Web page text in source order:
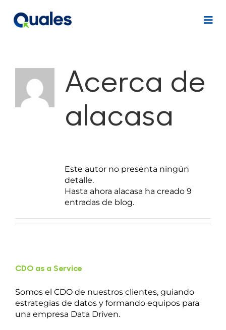
contenido
Data products
Qultura
Acerca de
alacasa
Este autor no presenta ningún
detalle.
Hasta ahora alacasa ha creado 9
entradas de blog.
CDO as a Service
Somos el CDO de nuestros clientes, guiando
estrategias de datos y formando equipos para
una empresa Data Driven.